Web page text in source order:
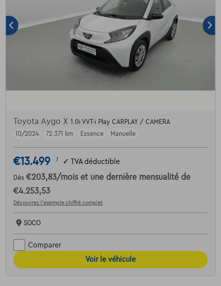
Toyota Aygo X 1.0i VVT-i Play CARPLAY / CAMERA
10/2024
72.371 km Essence Manuelle
€13.499 1 ✓ TVA déductible
Dès €203,83/mois et une dernière mensualité de
€4.253,53
Découvrez l’exemple chiffré complet
SOCO
Comparer
Voir le véhicule